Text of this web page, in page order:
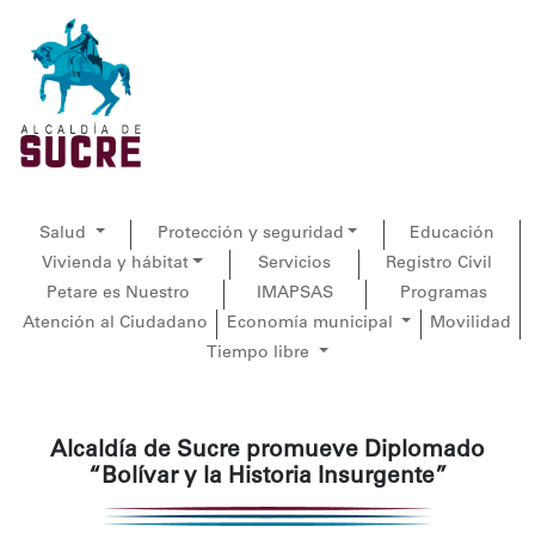
Salud Protección y seguridad
Educación
Vivienda y hábitat
Servicios
Registro Civil
Petare es Nuestro
IMAPSAS
Programas
Atención al Ciudadano
Economía municipal
Movilidad
Tiempo libre
Alcaldía de Sucre promueve Diplomado
“Bolívar y la Historia Insurgente”